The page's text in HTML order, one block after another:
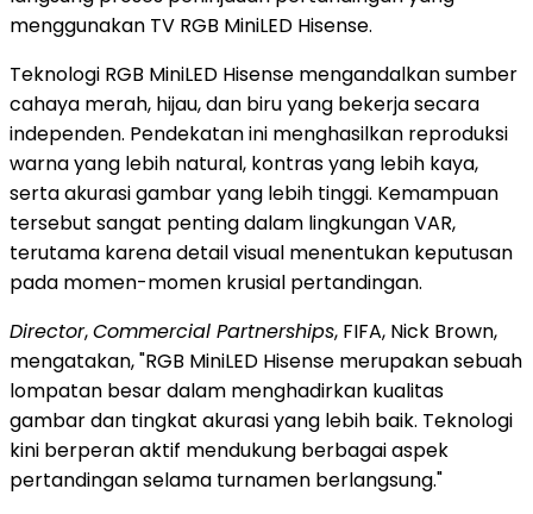
menggunakan TV RGB MiniLED Hisense.
Teknologi RGB MiniLED Hisense mengandalkan sumber
cahaya merah, hijau, dan biru yang bekerja secara
independen. Pendekatan ini menghasilkan reproduksi
warna yang lebih natural, kontras yang lebih kaya,
serta akurasi gambar yang lebih tinggi. Kemampuan
tersebut sangat penting dalam lingkungan VAR,
terutama karena detail visual menentukan keputusan
pada momen-momen krusial pertandingan.
Director,Commercial Partnerships, FIFA, Nick Brown,
mengatakan, "RGB MiniLED Hisense merupakan sebuah
lompatan besar dalam menghadirkan kualitas
gambar dan tingkat akurasi yang lebih baik. Teknologi
kini berperan aktif mendukung berbagai aspek
pertandingan selama turnamen berlangsung."